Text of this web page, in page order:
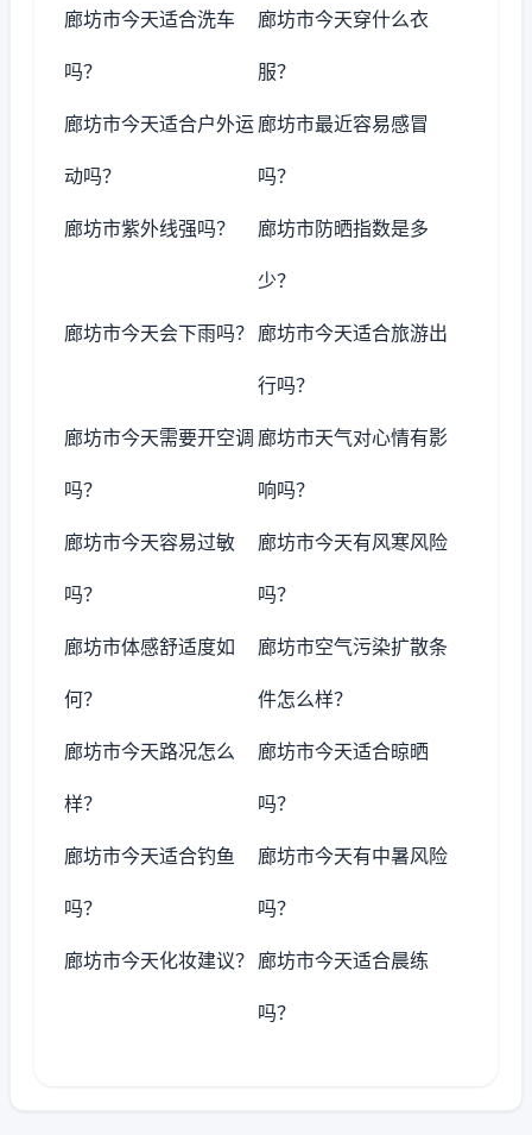
廊坊市今天适合洗车
吗？
廊坊市今天穿什么衣
服？
廊坊市今天适合户外运
动吗？
廊坊市最近容易感冒
吗？
廊坊市紫外线强吗？ 廊坊市防晒指数是多
少？
廊坊市今天会下雨吗？ 廊坊市今天适合旅游出
行吗？
廊坊市今天需要开空调
吗？
廊坊市天气对心情有影
响吗？
廊坊市今天容易过敏
吗？
廊坊市今天有风寒风险
吗？
廊坊市体感舒适度如
何？
廊坊市空气污染扩散条
件怎么样？
廊坊市今天路况怎么
样？
廊坊市今天适合晾晒
吗？
廊坊市今天适合钓鱼
吗？
廊坊市今天有中暑风险
吗？
廊坊市今天化妆建议？ 廊坊市今天适合晨练
吗？